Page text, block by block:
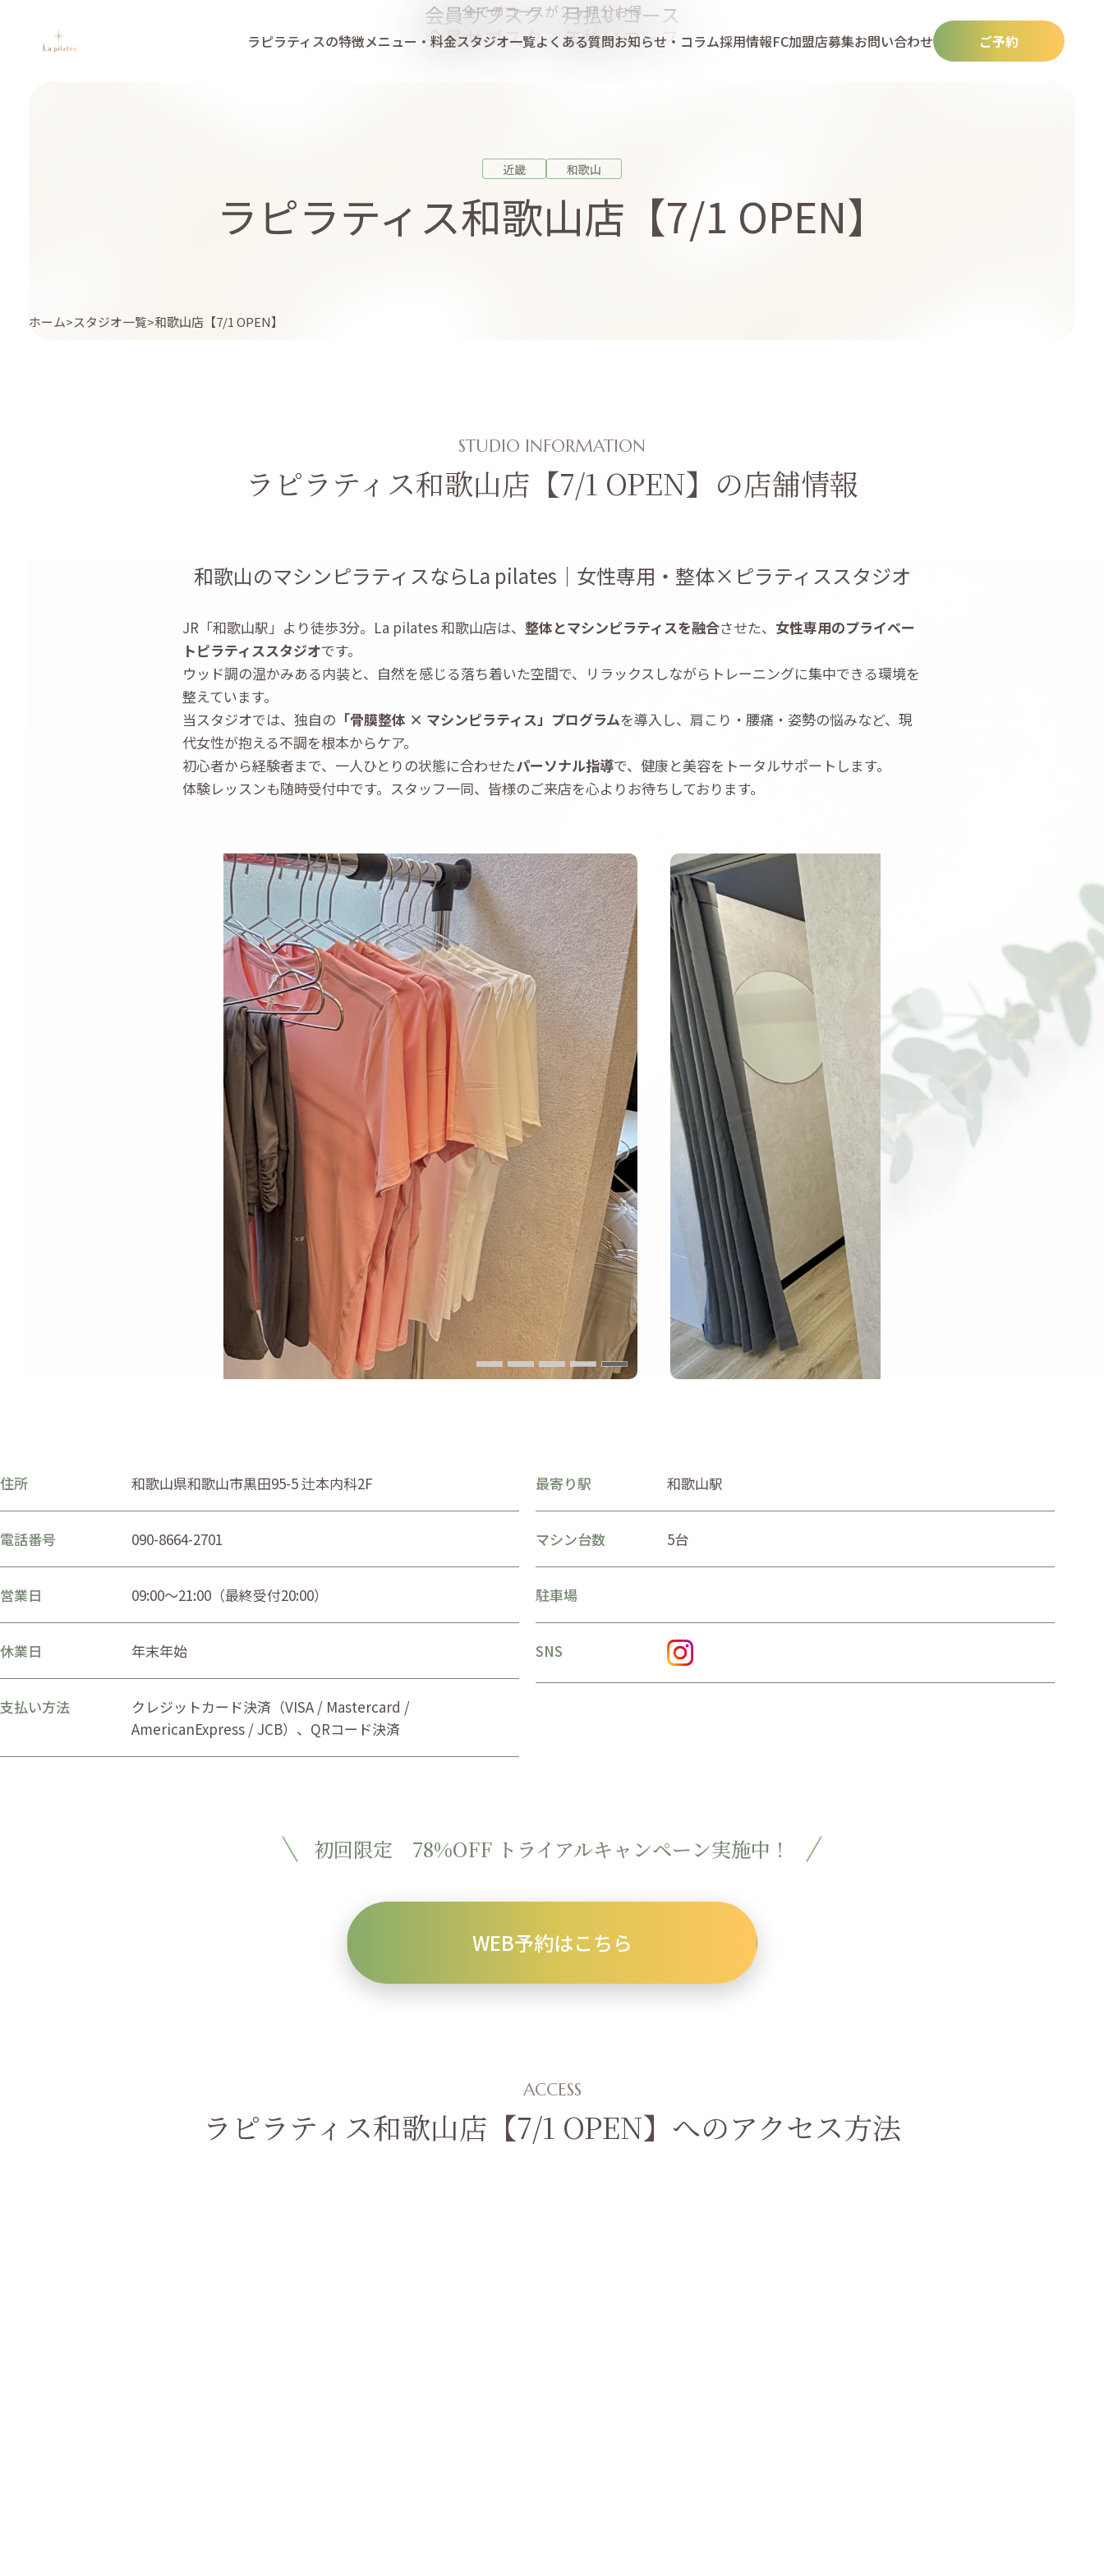
ラピラティスの特徴メニュー・料金スタジオ一覧よくある質問お知らせ・コラム採用情報FC加盟店募集お問い合わせ ご予約
近畿 和歌山
ラピラティス和歌山店【7/1 OPEN】
ホーム スタジオ一覧 和歌山店【7/1 OPEN】
STUDIO INFORMATION
ラピラティス和歌山店【7/1 OPEN】の店舗情報
和歌山のマシンピラティスならLa pilates｜女性専用・整体×ピラティススタジオ
JR「和歌山駅」より徒歩3分。La pilates 和歌山店は、 整体とマシンピラティスを融合させた、 女性専用のプライベー
トピラティススタジオです。
ウッド調の温かみある内装と、自然を感じる落ち着いた空間で、リラックスしながらトレーニングに集中できる環境を
整えています。
当スタジオでは、独自の 「骨膜整体 × マシンピラティス」プログラムを導入し、肩こり・腰痛・姿勢の悩みなど、現
代女性が抱える不調を根本からケア。
初心者から経験者まで、一人ひとりの状態に合わせたパーソナル指導で、健康と美容をトータルサポートします。
体験レッスンも随時受付中です。スタッフ一同、皆様のご来店を心よりお待ちしております。
住所 和歌山県和歌山市黒田95-5 辻本内科2F
電話番号 090-8664-2701
営業日 09:00〜21:00（最終受付20:00）
休業日 年末年始
支払い方法
クレジットカード決済（VISA / Mastercard /
AmericanExpress / JCB）、QRコード決済
最寄り駅 和歌山駅
マシン台数 5台
駐車場
SNS
初回限定 78%OFF トライアルキャンペーン実施中！
WEB予約はこちら
ACCESS
ラピラティス和歌山店【7/1 OPEN】へのアクセス方法
会員サブスク 月払いコース
全てのコースが２ヶ月分お得
会員サブスク 年払いコース